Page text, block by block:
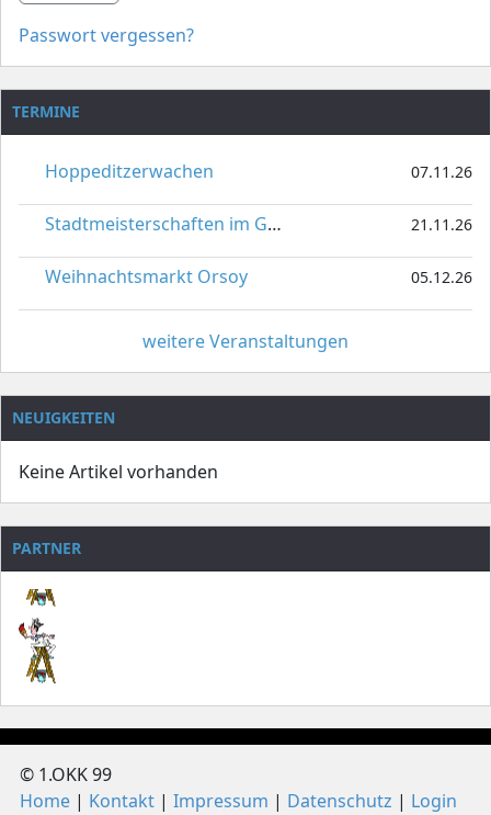
Passwort vergessen?
TERMINE
Hoppeditzerwachen 07.11.26
Stadtmeisterschaften im Gardetanz 21.11.26
Weihnachtsmarkt Orsoy 05.12.26
weitere Veranstaltungen
NEUIGKEITEN
Keine Artikel vorhanden
PARTNER
© 1.OKK 99
Home
Kontakt Impressum Datenschutz Login